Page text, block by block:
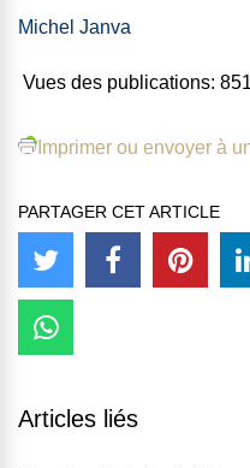
Michel Janva
Vues des publications: 851
Imprimer ou envoyer à
PARTAGER CET ARTICLE
Articles liés